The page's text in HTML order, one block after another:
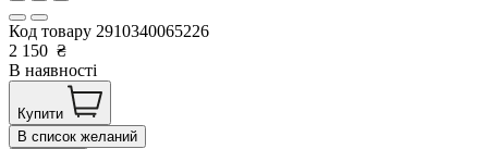
Код товару 2910340065226
2 150 ₴
В наявності
Купити
В список желаний